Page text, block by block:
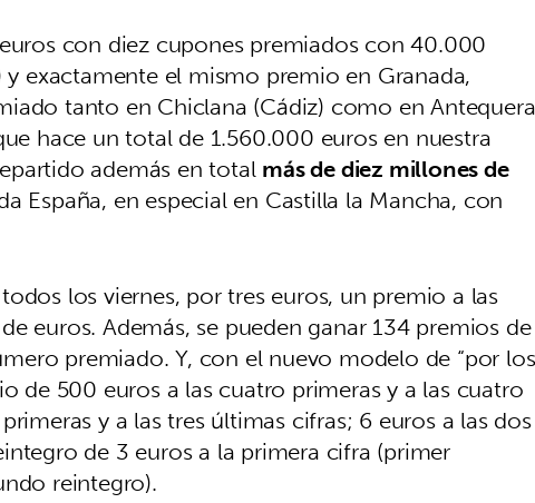
con diez cupones premiados con 40.000
exactamente el mismo premio en Granada,
tanto en Chiclana (Cádiz) como en Antequera
hace un total de 1.560.000 euros en nuestra
además en totalmás de diez millones de
España, en especial en Castilla la Mancha, con
los viernes, por tres euros, un premio a las
euros. Además, se pueden ganar 134 premios de
premiado. Y, con el nuevo modelo de “por los
de 500 euros a las cuatro primeras y a las cuatro
y a las tres últimas cifras; 6 euros a las dos
de 3 euros a la primera cifra (primer
reintegro).